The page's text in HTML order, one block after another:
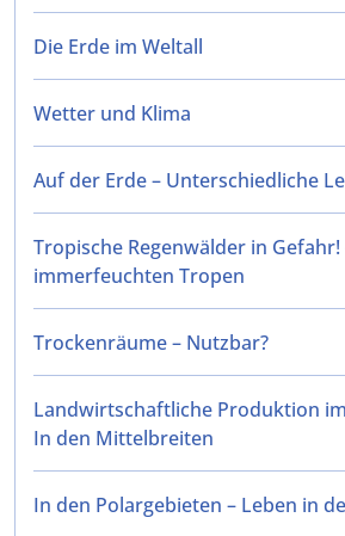
Die Erde im Weltall
Wetter und Klima
Auf der Erde – Unterschiedliche
Tropische Regenwälder in Gefahr!
immerfeuchten Tropen
Trockenräume – Nutzbar?
Landwirtschaftliche Produktion
In den Mittelbreiten
In den Polargebieten – Leben in